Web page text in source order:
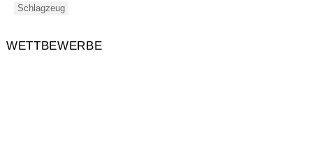
Schlagzeug
WETTBEWERBE